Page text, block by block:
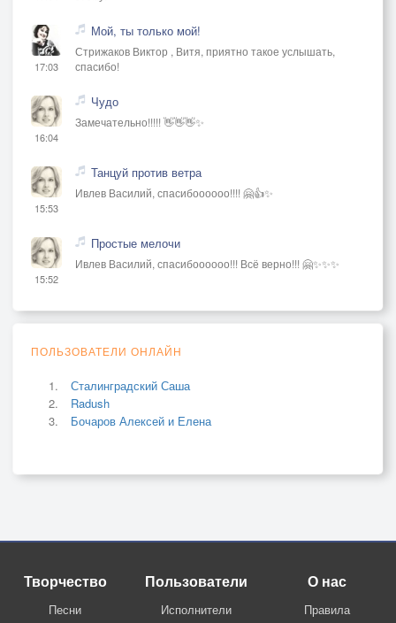
17:03
Мой, ты только мой!
Стрижаков Виктор , Витя, приятно такое услышать,
спасибо!
16:04
Чудо
Замечательно!!!!! 👋👋👋✨
15:53
Танцуй против ветра
Ивлев Василий, спасибоооооо!!!! 🤗👍✨
15:52
Простые мелочи
Ивлев Василий, спасибоооооо!!! Всё верно!!! 🤗✨✨✨
ПОЛЬЗОВАТЕЛИ ОНЛАЙН
Сталинградский Саша
Radush
Бочаров Алексей и Елена
Творчество
Песни
Пользователи
Исполнители
О нас
Правила